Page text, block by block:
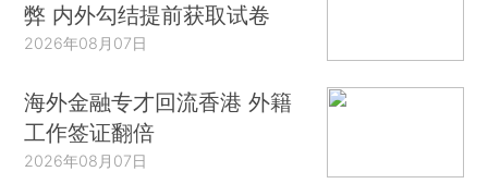
弊 内外勾结提前获取试卷
2026年08月07日
海外金融专才回流香港 外籍
工作签证翻倍
2026年08月07日